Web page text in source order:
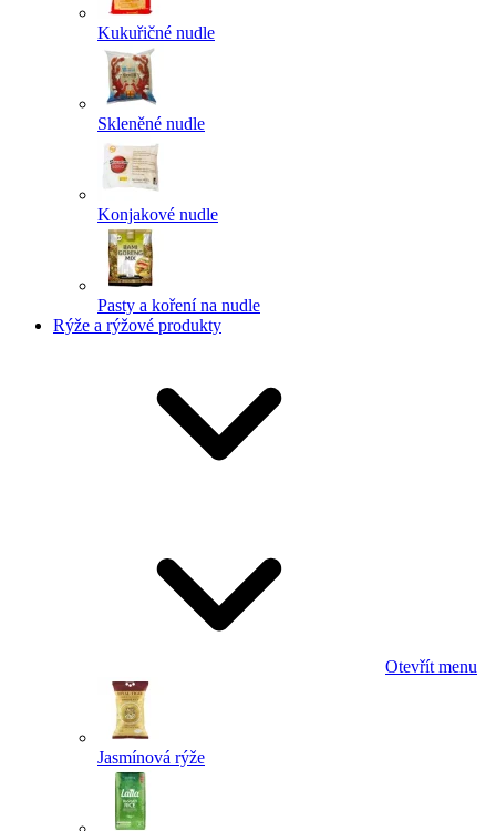
Kukuřičné nudle
Skleněné nudle
Konjakové nudle
Pasty a koření na nudle
Rýže a rýžové produkty
Otevřít menu
Jasmínová rýže